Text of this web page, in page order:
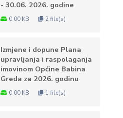
- 30.06. 2026. godine
0.00 KB 2 file(s)
Izmjene i dopune Plana
upravljanja i raspolaganja
imovinom Općine Babina
Greda za 2026. godinu
0.00 KB 1 file(s)